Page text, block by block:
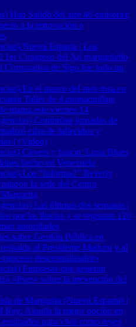
Han Salido del aire 46 emisoras:
a la renovación o
Nueva Esparta | Los
Congreso del Ají margariteño
Corporativa de Sigo fue todo un
En el marco del mes rosa en
Taller de Automaquillaje
mama este viernes 14
Continúan jornadas de
cifra de fallecidos y
(+Video)
Covers y fusión: Luna Blues
hecho en Venezuela
Los “Informa2” Beverly
la sede del Centro
Las últimas dos semanas |
por las lluvias y se registran 120
autoridades
sobre Gestión Pública en
al Presidente Maduro y al
descentralizador»
Empresas que generan
«lives» sobre la prevención del
de Margarita (Nueva Esparta) |
Rey: Alquila la mejor opción en
para vivir como reyes